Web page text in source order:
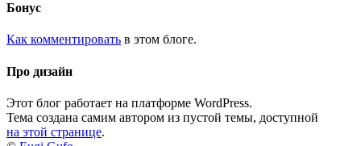
Бонус
Как комментировать в этом блоге.
Про дизайн
Этот блог работает на платформе WordPress.
Тема создана самим автором из пустой темы, доступной
на этой странице.